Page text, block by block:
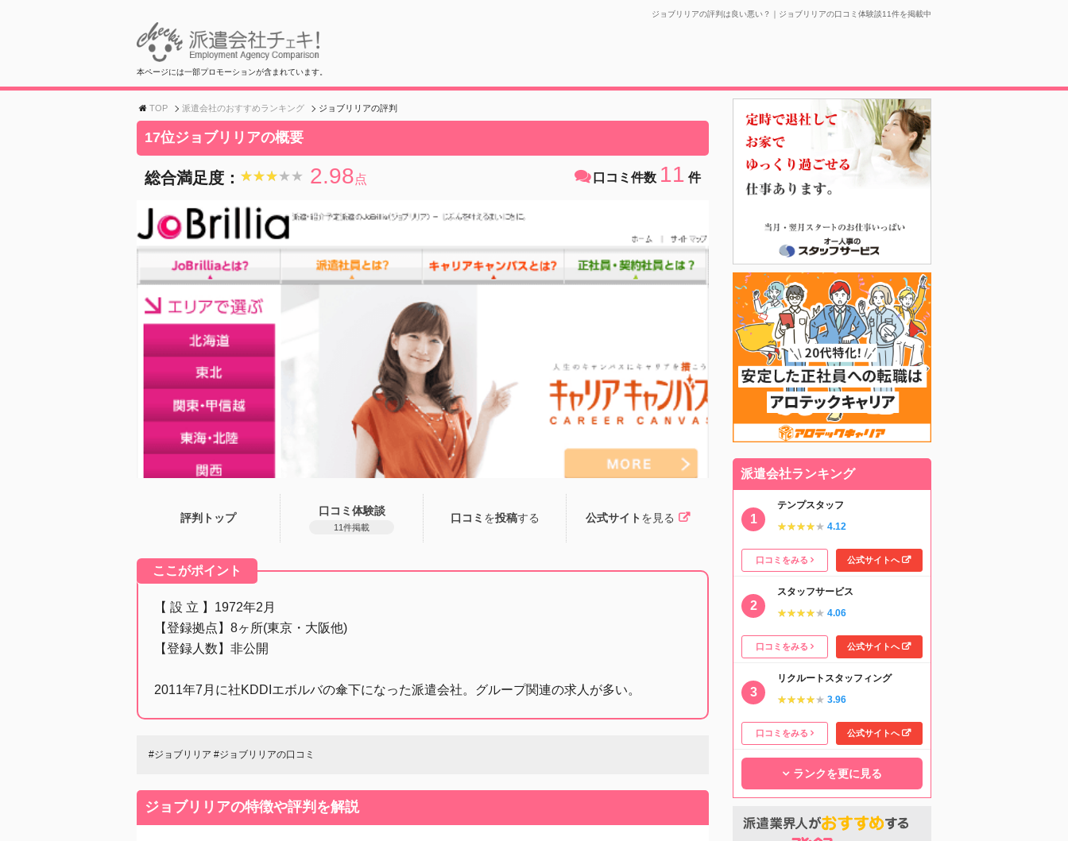
ジョブリリアの評判は良い悪い？｜ジョブリリアの口コミ体験談11件を掲載中
本ページには一部プロモーションが含まれています。
TOP 派遣会社のおすすめランキング ジョブリリアの評判
17位ジョブリリアの概要
総合満足度： ★★★★★
★★★★★ 2.98点 口コミ件数 11 件
評判トップ
口コミ体験談
11件掲載
口コミ を投稿する 公式サイト を見る
ここがポイント
【 設 立 】1972年2月
【登録拠点】8ヶ所(東京・大阪他)
【登録人数】非公開
2011年7月に社KDDIエボルバの傘下になった派遣会社。グループ関連の求人が多い。
#ジョブリリア #ジョブリリアの口コミ
ジョブリリアの特徴や評判を解説
派遣会社ランキング
テンプスタッフ
★★★★★
★★★★★ 4.12
口コミをみる 公式サイトへ
スタッフサービス
★★★★★
★★★★★ 4.06
口コミをみる 公式サイトへ
リクルートスタッフィング
★★★★★
★★★★★ 3.96
口コミをみる 公式サイトへ
ランクを更に見る